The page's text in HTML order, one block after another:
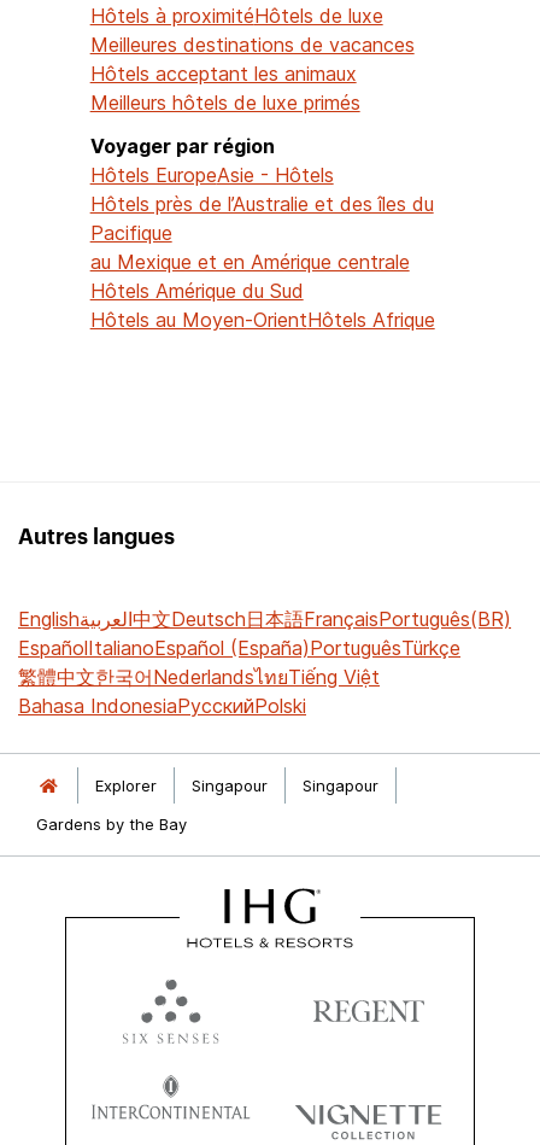
Hôtels à proximitéHôtels de luxe
Meilleures destinations de vacances
Hôtels acceptant les animaux
Meilleurs hôtels de luxe primés
Voyager par région
Hôtels EuropeAsie - Hôtels
Hôtels près de l’Australie et des îles du
Pacifique
au Mexique et en Amérique centrale
Hôtels Amérique du Sud
Hôtels au Moyen-OrientHôtels Afrique
Autres langues
Englishالعربية中文Deutsch日本語FrançaisPortuguês(BR)
EspañolItalianoEspañol (España)PortuguêsTürkçe
繁體中文한국어NederlandsไทยTiếng Việt
Bahasa IndonesiaРусскийPolski
Explorer Singapour
Singapour
Gardens by the Bay